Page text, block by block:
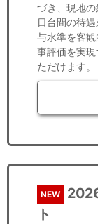
づき、現地
日台間の待
与水準を客
事評価を実
ただけます。
NEW
ト